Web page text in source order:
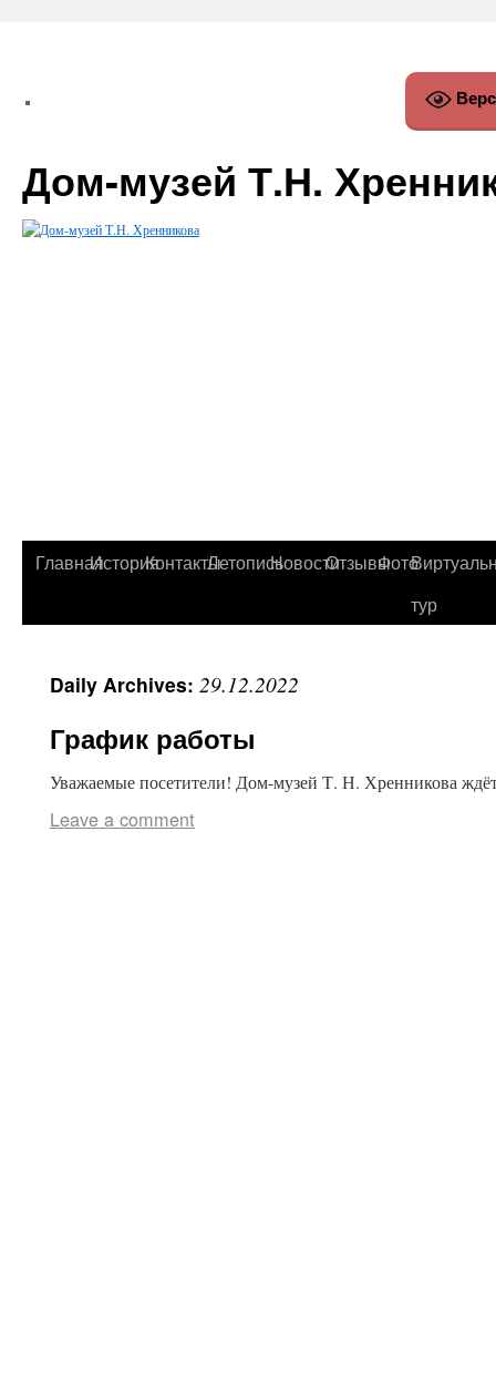
Дом-музей Т.Н.
ГлавнаяИсторияКонтактыЛетописьНовостиОтзывыФото
тур
Daily Archives: 29.12.2022
График работы
Уважаемые посетители! Дом-музей Т. Н. Хренникова
Leave a comment